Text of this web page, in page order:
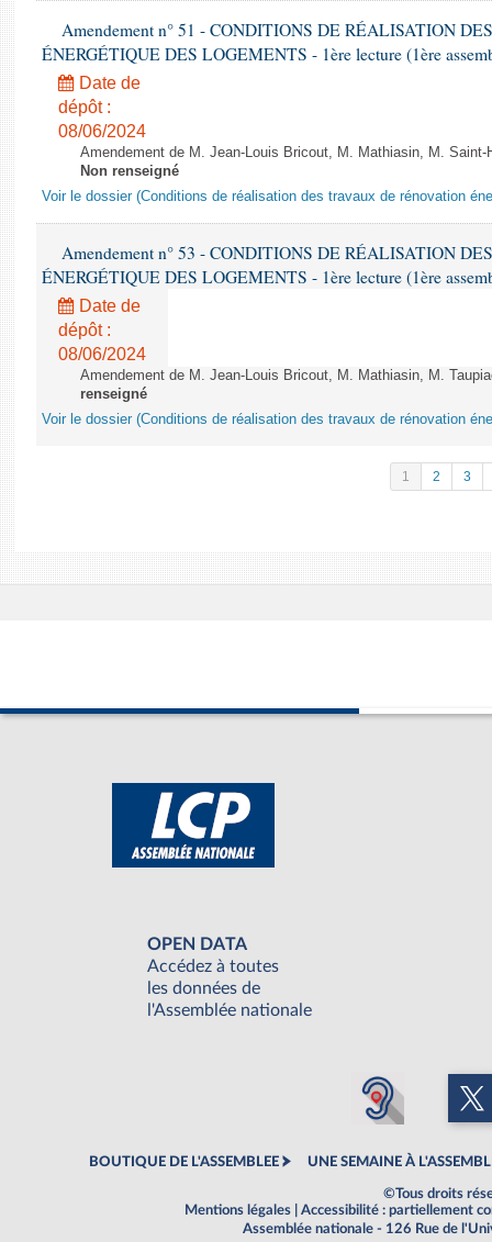
Amendement n° 51 - CONDITIONS DE RÉALISATION
ÉNERGÉTIQUE DES LOGEMENTS - 1ère lecture (1ère
Date de
dépôt :
08/06/2024
Amendement de M. Jean-Louis Bricout, M. Mathiasin, M.
Non renseigné
Voir le dossier (Conditions de réalisation des travaux de rénovation
Amendement n° 53 - CONDITIONS DE RÉALISATION
ÉNERGÉTIQUE DES LOGEMENTS - 1ère lecture (1ère
Date de
dépôt :
08/06/2024
Amendement de M. Jean-Louis Bricout, M. Mathiasin, M.
renseigné
Voir le dossier (Conditions de réalisation des travaux de rénovation
1 2 3
OPEN DATA
Accédez à toutes
les données de
l'Assemblée nationale
BOUTIQUE DE L'ASSEMBLEE UNE SEMAINE À
©Tous droits
Mentions légales
Accessibilité : partiellement
Assemblée nationale - 126 Rue de